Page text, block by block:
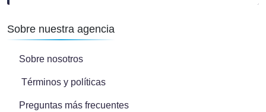
Sobre nuestra agencia
Sobre nosotros
Términos y políticas
Preguntas más frecuentes